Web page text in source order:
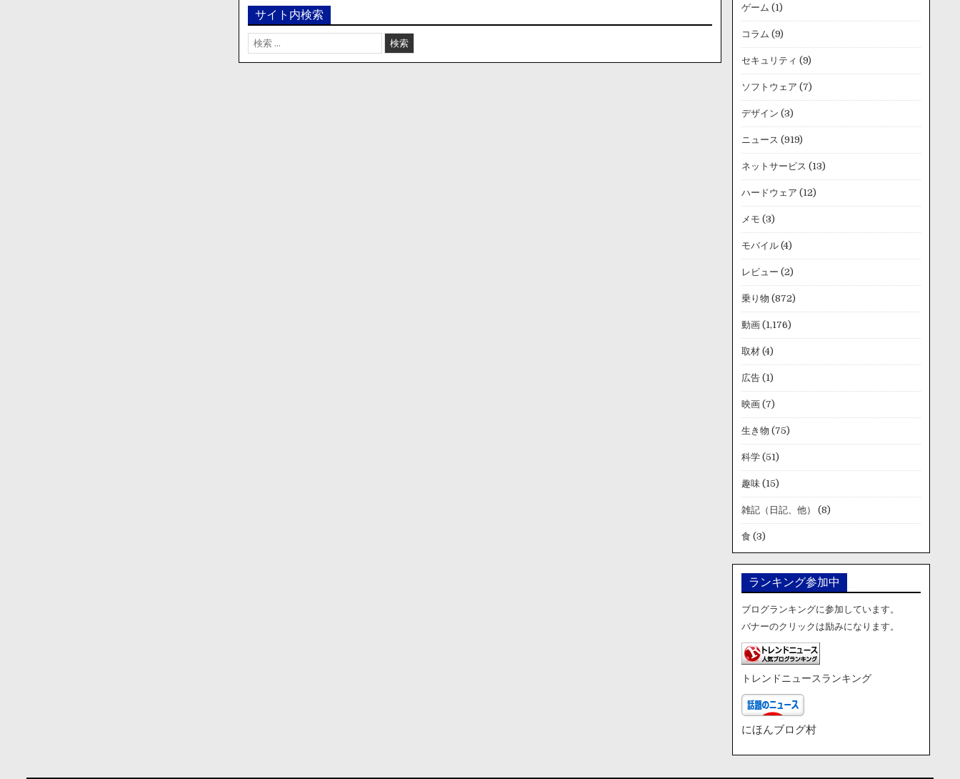
サイト内検索
検
索:
ゲーム (1)
コラム (9)
セキュリティ (9)
ソフトウェア (7)
デザイン (3)
ニュース (919)
ネットサービス (13)
ハードウェア (12)
メモ (3)
モバイル(4)
レビュー (2)
乗り物 (872)
動画(1,176)
取材(4)
広告(1)
映画(7)
生き物 (75)
科学(51)
趣味(15)
雑記（日記、他） (8)
食 (3)
ランキング参加中
ブログランキングに参加しています。
バナーのクリックは励みになります。
トレンドニュースランキング
にほんブログ村